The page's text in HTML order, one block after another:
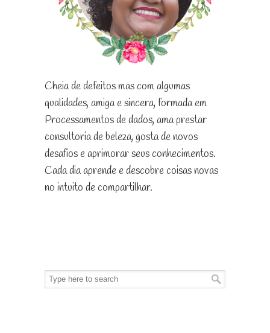
Cheia de defeitos mas com algumas
qualidades, amiga e sincera, formada em
Processamentos de dados, ama prestar
consultoria de beleza, gosta de novos
desafios e aprimorar seus conhecimentos.
Cada dia aprende e descobre coisas novas
no intuito de compartilhar.